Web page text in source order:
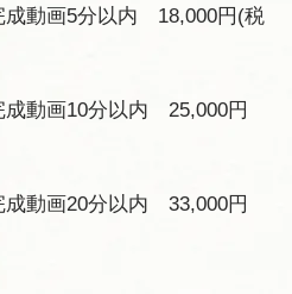
成動画5分以内 18,000円(税
成動画10分以内 25,000円
成動画20分以内 33,000円